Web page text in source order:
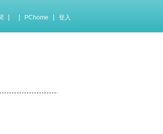
PChome 登入